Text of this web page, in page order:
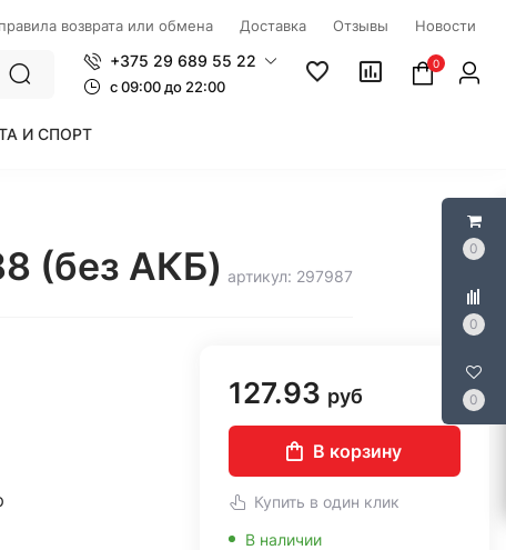
0
0
0
возврата или обмена Доставка Отзывы Новости
+375 29 689 55 22
c 09:00 до 22:00
0
И СПОРТ
(без АКБ) артикул: 297987
127.93 руб
В корзину
Купить в один клик
В наличии